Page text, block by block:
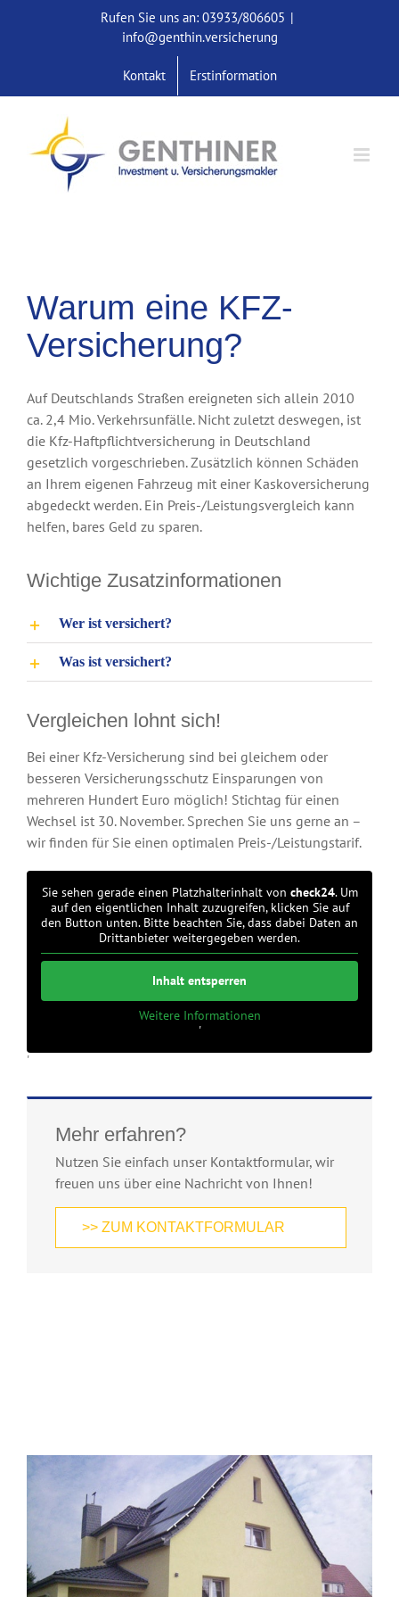
Rufen Sie uns an: 03933/806605 |
info@genthin.versicherung
Kontakt Erstinformation
Warum eine KFZ-
Versicherung?
Auf Deutschlands Straßen ereigneten sich allein 2010
ca. 2,4 Mio. Verkehrsunfälle. Nicht zuletzt deswegen, ist
die Kfz-Haftpflichtversicherung in Deutschland
gesetzlich vorgeschrieben. Zusätzlich können Schäden
an Ihrem eigenen Fahrzeug mit einer Kaskoversicherung
abgedeckt werden. Ein Preis-/Leistungsvergleich kann
helfen, bares Geld zu sparen.
Wichtige Zusatzinformationen
Wer ist versichert?
Was ist versichert?
Vergleichen lohnt sich!
Bei einer Kfz-Versicherung sind bei gleichem oder
besseren Versicherungsschutz Einsparungen von
mehreren Hundert Euro möglich! Stichtag für einen
Wechsel ist 30. November. Sprechen Sie uns gerne an –
wir finden für Sie einen optimalen Preis-/Leistungstarif.
Sie sehen gerade einen Platzhalterinhalt von check24. Um
auf den eigentlichen Inhalt zuzugreifen, klicken Sie auf
den Button unten. Bitte beachten Sie, dass dabei Daten an
Drittanbieter weitergegeben werden.
Inhalt entsperren
Weitere Informationen
'
'
Mehr erfahren?
Nutzen Sie einfach unser Kontaktformular, wir
freuen uns über eine Nachricht von Ihnen!
>> ZUM KONTAKTFORMULAR